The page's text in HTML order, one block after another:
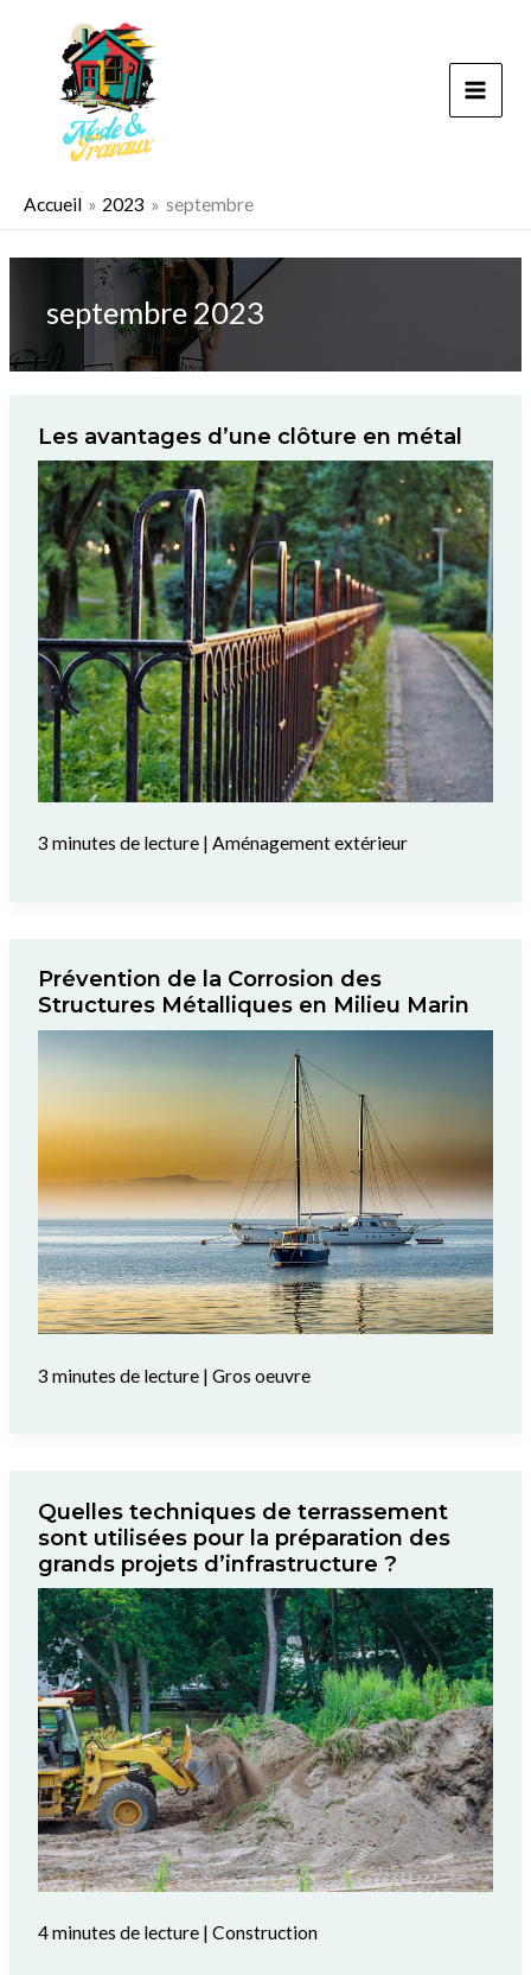
Accueil 2023 septembre
septembre 2023
Les avantages d’une clôture en métal
3 minutes de lecture| Aménagement extérieur
Prévention de la Corrosion des
Structures Métalliques en Milieu Marin
3 minutes de lecture| Gros oeuvre
Quelles techniques de terrassement
sont utilisées pour la préparation des
grands projets d’infrastructure ?
4 minutes de lecture| Construction